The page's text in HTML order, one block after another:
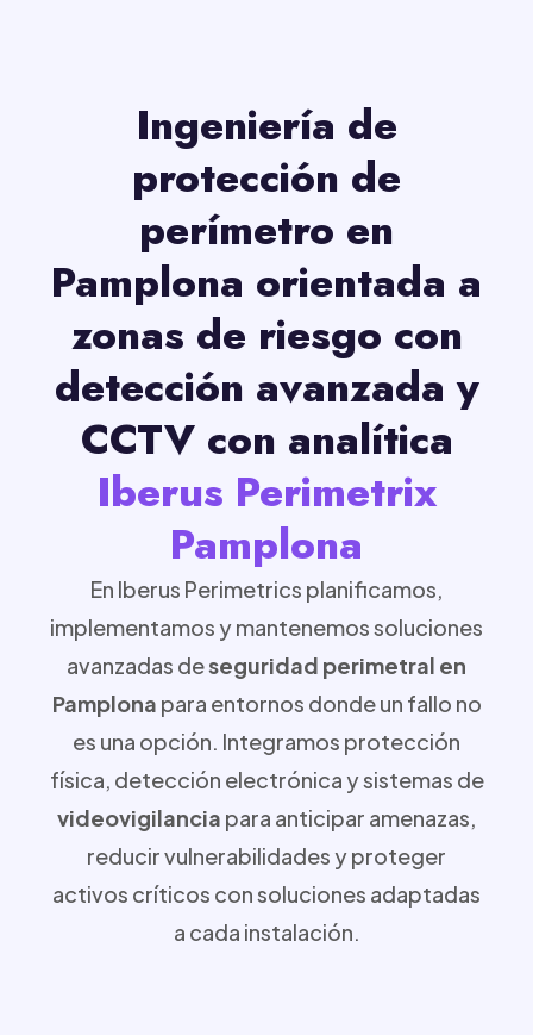
Ingeniería de
protección de
perímetro en
Pamplona orientada a
zonas de riesgo con
detección avanzada y
CCTV con analítica
Iberus Perimetrix
Pamplona
En Iberus Perimetrics planificamos,
implementamos y mantenemos soluciones
avanzadas deseguridad perimetral en
Pamplona para entornos donde un fallo no
es una opción. Integramos protección
física, detección electrónica y sistemas de
videovigilancia para anticipar amenazas,
reducir vulnerabilidades y proteger
activos críticos con soluciones adaptadas
a cada instalación.